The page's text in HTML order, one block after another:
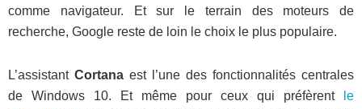
comme navigateur. Et sur le terrain des moteurs de
recherche, Google reste de loin le choix le plus populaire.
L’assistant Cortana est l’une des fonctionnalités centrales
de Windows 10. Et même pour ceux qui préfèrent
le